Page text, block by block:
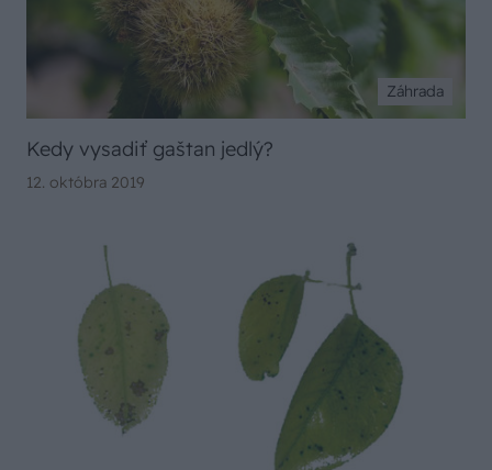
Záhrada
Kedy vysadiť gaštan jedlý?
12. októbra 2019